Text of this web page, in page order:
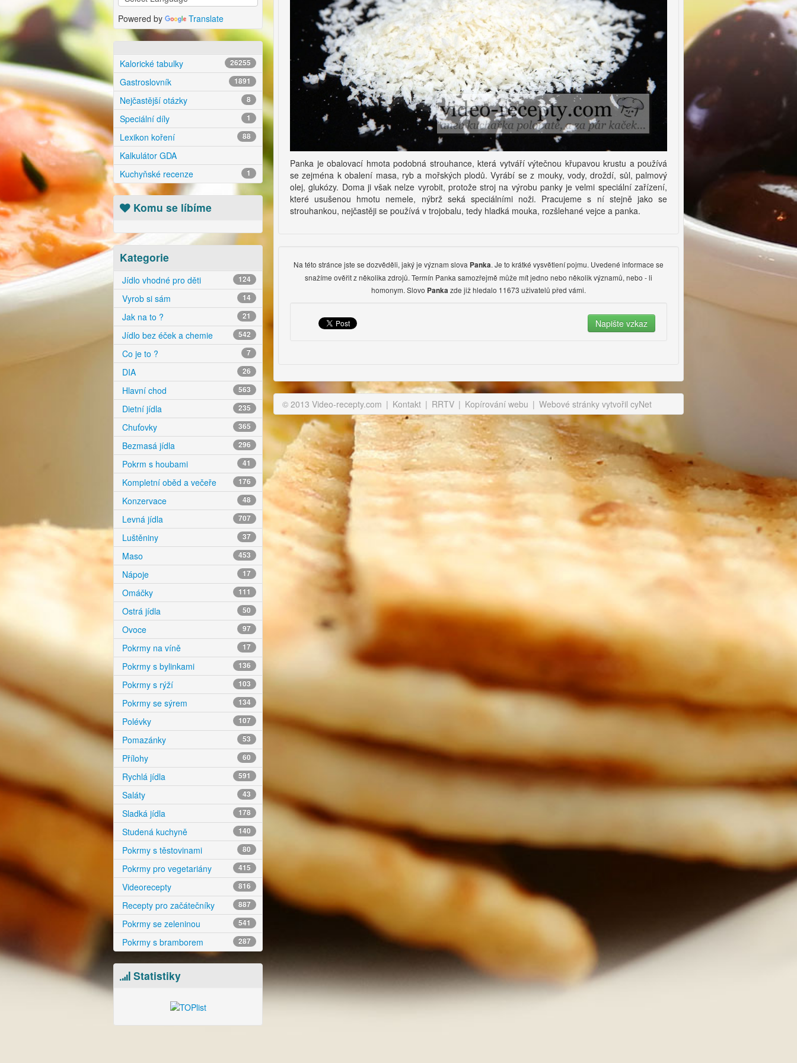
Powered by Translate
Kalorické tabulky 26255
Gastroslovník 1891
Nejčastější otázky 8
Speciální díly 1
Lexikon koření 88
Kalkulátor GDA
Kuchyňské recenze
1
Komu se líbíme
Kategorie
Jídlo vhodné pro děti 124
Vyrob si sám 14
Jak na to ? 21
Jídlo bez éček a chemie 542
Co je to ? 7
DIA 26
Hlavní chod 563
Dietní jídla 235
Chuťovky 365
Bezmasá jídla 296
Pokrm s houbami 41
Kompletní oběd a večeře 176
Konzervace 48
Levná jídla 707
Luštěniny 37
Maso 453
Nápoje 17
Omáčky 111
Ostrá jídla 50
Ovoce 97
Pokrmy na víně 17
Pokrmy s bylinkami 136
Pokrmy s rýží 103
Pokrmy se sýrem 134
Polévky 107
Pomazánky 53
Přílohy 60
Rychlá jídla 591
Saláty 43
Sladká jídla 178
Studená kuchyně 140
Pokrmy s těstovinami 80
Pokrmy pro vegetariány 415
Videorecepty 816
Recepty pro začátečníky 887
Pokrmy se zeleninou 541
Pokrmy s bramborem 287
Statistiky
Panka je obalovací hmota podobná strouhance, která vytváří výtečnou křupavou krustu a používá
se zejména k obalení masa, ryb a mořských plodů. Vyrábí se z mouky, vody, droždí, sůl, palmový
olej, glukózy. Doma ji však nelze vyrobit, protože stroj na výrobu panky je velmi speciální zařízení,
které usušenou hmotu nemele, nýbrž seká speciálními noži. Pracujeme s ní stejně jako se
strouhankou, nejčastěji se používá v trojobalu, tedy hladká mouka, rozšlehané vejce a panka.
Na této stránce jste se dozvěděli, jaký je význam slova Panka. Je to krátké vysvětlení pojmu. Uvedené informace se
snažíme ověřit z několika zdrojů. Termín Panka samozřejmě může mít jedno nebo několik významů, nebo - li
homonym. Slovo Panka zde již hledalo 11673 uživatelů před vámi.
© 2013 Video-recepty.com | Kontakt | RRTV | Kopírování webu | Webové stránky vytvořil cyNet